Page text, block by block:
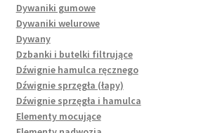
Dywaniki gumowe
Dywaniki welurowe
Dywany
Dzbanki i butelki filtrujące
Dźwignie hamulca ręcznego
Dźwignie sprzęgła (łapy)
Dźwignie sprzęgła i hamulca
Elementy mocujące